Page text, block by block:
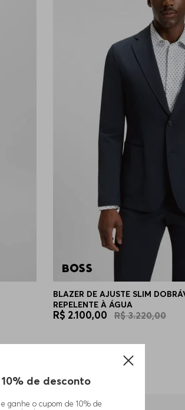
de desconto
ganhe o cupom de 10% de
BLAZER DE AJUSTE SLIM
REPELENTE À ÁGUA
R$ 2.100,00 R$ 3.220,00